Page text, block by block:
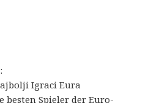
Igraci Eura
besten Spieler der Euro-